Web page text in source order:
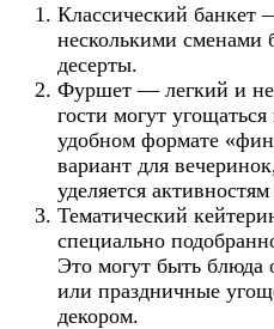
Классический банкет
несколькими сменами
десерты.
Фуршет — легкий и
гости могут
удобном формате
вариант для
уделяется
Тематический
специально
Это могут быть блюда
или праздничные
декором.